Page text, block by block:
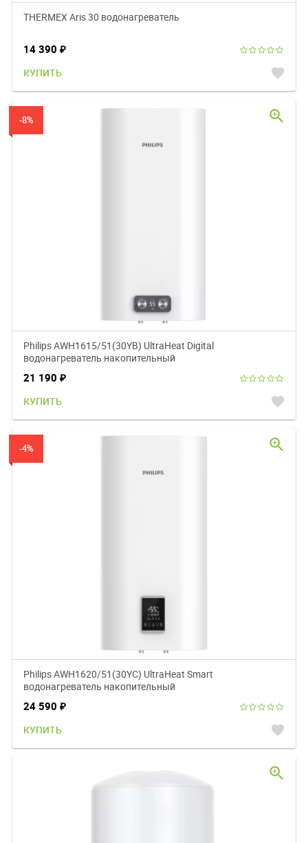
THERMEX Aris 30 водонагреватель
14 390 ₽
КУПИТЬ favorite
-8%
Philips AWH1615/51(30YB) UltraHeat Digital
водонагреватель накопительный
21 190 ₽
КУПИТЬ favorite
zoom_in
-4%
Philips AWH1620/51(30YC) UltraHeat Smart
водонагреватель накопительный
24 590 ₽
КУПИТЬ favorite
zoom_in
zoom_in